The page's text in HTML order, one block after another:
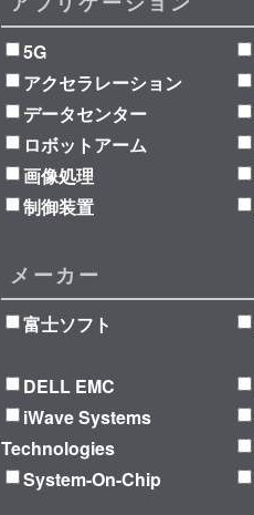
5G
アクセラレーション
データセンター
ロボットアーム
画像処理
制御装置
メーカー
富士ソフト
DELL EMC
iWave Systems
Technologies
System-On-Chip